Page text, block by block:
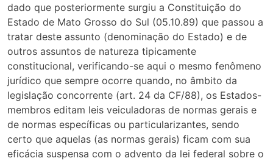
dado que posteriormente surgiu a Constituição do
Estado de Mato Grosso do Sul (05.10.89) que passou a
tratar deste assunto (denominação do Estado) e de
outros assuntos de natureza tipicamente
constitucional, verificando-se aqui o mesmo fenômeno
jurídico que sempre ocorre quando, no âmbito da
legislação concorrente (art. 24 da CF/88), os Estados-
membros editam leis veiculadoras de normas gerais e
de normas específicas ou particularizantes, sendo
certo que aquelas (as normas gerais) ficam com sua
eficácia suspensa com o advento da lei federal sobre o